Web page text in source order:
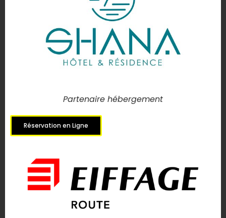
Partenaire hébergement
Réservation en Ligne